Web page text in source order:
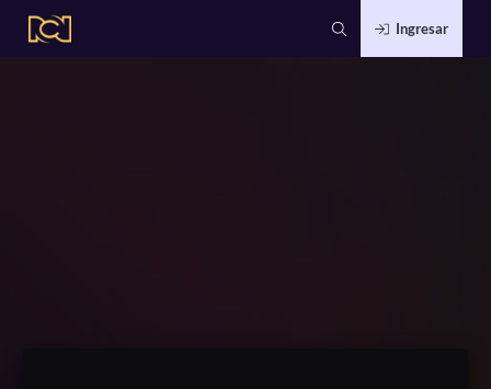
Ingresar